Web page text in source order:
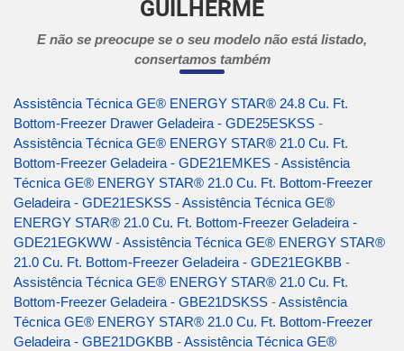
GUILHERME
E não se preocupe se o seu modelo não está listado,
consertamos também
Assistência Técnica GE® ENERGY STAR® 24.8 Cu. Ft.
Bottom-Freezer Drawer Geladeira - GDE25ESKSS -
Assistência Técnica GE® ENERGY STAR® 21.0 Cu. Ft.
Bottom-Freezer Geladeira - GDE21EMKES -Assistência
Técnica GE® ENERGY STAR® 21.0 Cu. Ft. Bottom-Freezer
Geladeira - GDE21ESKSS -Assistência Técnica GE®
ENERGY STAR® 21.0 Cu. Ft. Bottom-Freezer Geladeira -
GDE21EGKWW -Assistência Técnica GE® ENERGY STAR®
21.0 Cu. Ft. Bottom-Freezer Geladeira - GDE21EGKBB -
Assistência Técnica GE® ENERGY STAR® 21.0 Cu. Ft.
Bottom-Freezer Geladeira - GBE21DSKSS -Assistência
Técnica GE® ENERGY STAR® 21.0 Cu. Ft. Bottom-Freezer
Geladeira - GBE21DGKBB -Assistência Técnica GE®